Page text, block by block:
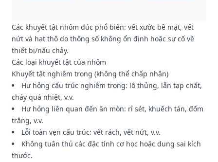
Các khuyết tật nhôm đúc phổ biến: vết xước bề mặt, vết
nứt và hạt thô do thông số không ổn định hoặc sự cố về
thiết bị/nấu chảy.
Các loại khuyết tật của nhôm
Khuyết tật nghiêm trọng (không thể chấp nhận)
Hư hỏng cấu trúc nghiêm trọng: lỗ thủng, lẫn tạp chất,
cháy quá nhiệt, v.v.
Hư hỏng liên quan đến ăn mòn: rỉ sét, khuếch tán, đốm
trắng, v.v.
Lỗi toàn vẹn cấu trúc: vết rách, vết nứt, v.v.
Không tuân thủ các đặc tính cơ học hoặc dung sai kích
thước.